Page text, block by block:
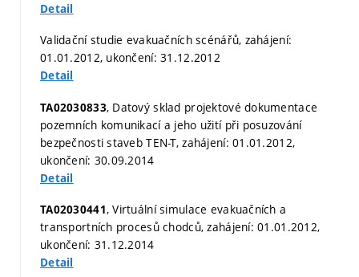
Detail
Validační studie evakuačních scénářů, zahájení:
01.01.2012, ukončení: 31.12.2012
Detail
TA02030833, Datový sklad projektové dokumentace
pozemních komunikací a jeho užití při posuzování
bezpečnosti staveb TEN-T, zahájení: 01.01.2012,
ukončení: 30.09.2014
Detail
TA02030441, Virtuální simulace evakuačních a
transportních procesů chodců, zahájení: 01.01.2012,
ukončení: 31.12.2014
Detail